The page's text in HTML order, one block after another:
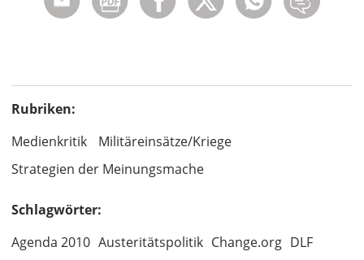
Rubriken:
Medienkritik
Militäreinsätze/Kriege
Strategien der Meinungsmache
Schlagwörter:
Agenda 2010 Austeritätspolitik Change.org DLF